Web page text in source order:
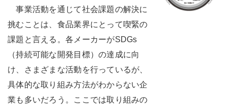
事業活動を通じて社会課題の解決に
挑むことは、食品業界にとって喫緊の
課題と言える。各メーカーがSDGs
（持続可能な開発目標）の達成に向
け、さまざまな活動を行っているが、
具体的な取り組み方法がわからない企
業も多いだろう。ここでは取り組みの